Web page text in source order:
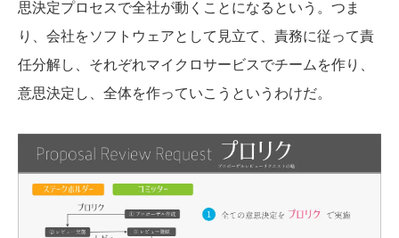
思決定プロセスで全社が動くことになるという。つま
り、会社をソフトウェアとして見立て、責務に従って責
任分解し、それぞれマイクロサービスでチームを作り、
意思決定し、全体を作っていこうというわけだ。